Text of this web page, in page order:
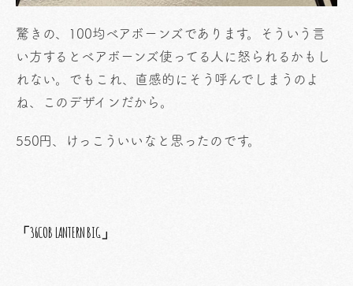
驚きの、100均ベアボーンズであります。そういう言
い方するとベアボーンズ使ってる人に怒られるかもし
れない。でもこれ、直感的にそう呼んでしまうのよ
ね、このデザインだから。
550円、けっこういいなと思ったのです。
「36COB LANTERN BIG」